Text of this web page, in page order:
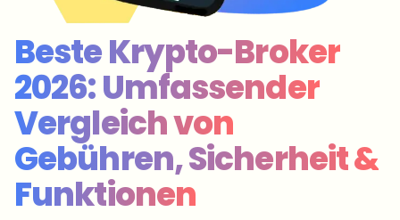
Beste Krypto-Broker
2026: Umfassender
Vergleich von
Gebühren, Sicherheit &
Funktionen